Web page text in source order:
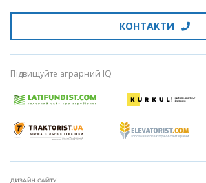
КОНТАКТИ
Підвищуйте аграрний IQ